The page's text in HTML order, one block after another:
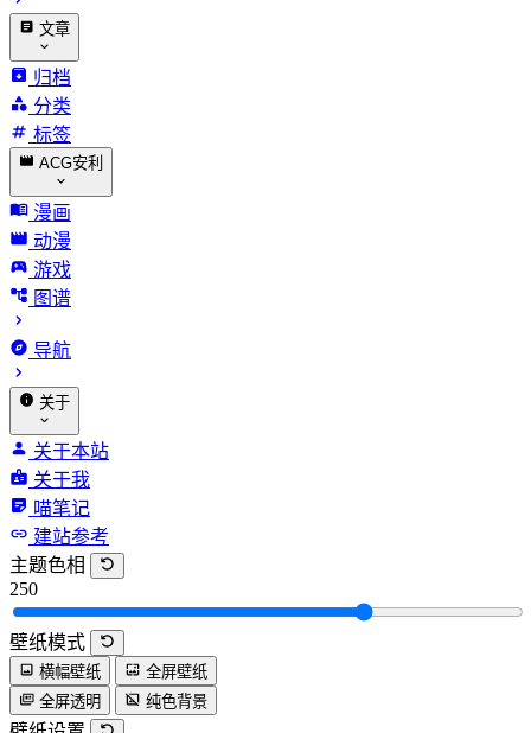
文章
归档
分类
标签
ACG安利
漫画
动漫
游戏
图谱
导航
关于
关于本站
关于我
喵笔记
建站参考
主题色相
250
壁纸模式
横幅壁纸
全屏壁纸
全屏透明
纯色背景